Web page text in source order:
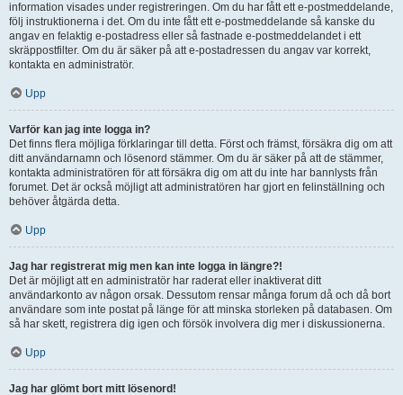
information visades under registreringen. Om du har fått ett e-postmeddelande,
följ instruktionerna i det. Om du inte fått ett e-postmeddelande så kanske du
angav en felaktig e-postadress eller så fastnade e-postmeddelandet i ett
skräppostfilter. Om du är säker på att e-postadressen du angav var korrekt,
kontakta en administratör.
Upp
Varför kan jag inte logga in?
Det finns flera möjliga förklaringar till detta. Först och främst, försäkra dig om att
ditt användarnamn och lösenord stämmer. Om du är säker på att de stämmer,
kontakta administratören för att försäkra dig om att du inte har bannlysts från
forumet. Det är också möjligt att administratören har gjort en felinställning och
behöver åtgärda detta.
Upp
Jag har registrerat mig men kan inte logga in längre?!
Det är möjligt att en administratör har raderat eller inaktiverat ditt
användarkonto av någon orsak. Dessutom rensar många forum då och då bort
användare som inte postat på länge för att minska storleken på databasen. Om
så har skett, registrera dig igen och försök involvera dig mer i diskussionerna.
Upp
Jag har glömt bort mitt lösenord!